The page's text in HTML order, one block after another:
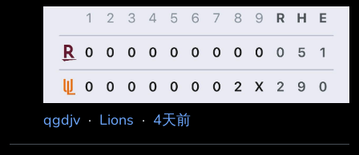
投：呂詠臻 MVP：陳鏞基（2-4,2RBI） E：余
德龍 林詔恩 5.1局無失分,8K NP88 邱智呈2-4
張皓崴2-4 連續12場次安打 鍾允華連續7場救援
成功 --
qgdjv · Lions · 4天前